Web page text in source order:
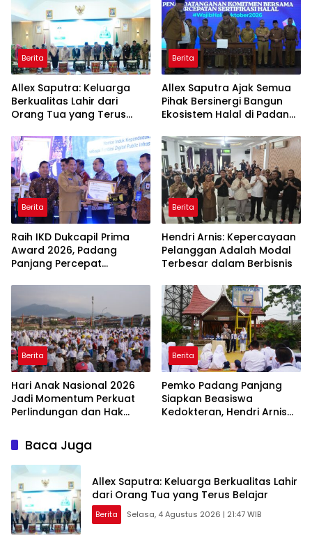
Berita
Allex Saputra: Keluarga
Berkualitas Lahir dari
Orang Tua yang Terus
Berita
Allex Saputra Ajak Semua
Pihak Bersinergi Bangun
Ekosistem Halal di Padang
Berita
Raih IKD Dukcapil Prima
Award 2026, Padang
Panjang Percepat
Publik
Berita
Hendri Arnis: Kepercayaan
Pelanggan Adalah Modal
Terbesar dalam Berbisnis
Berita
Hari Anak Nasional 2026
Jadi Momentum Perkuat
Perlindungan dan Hak
Berita
Pemko Padang Panjang
Siapkan Beasiswa
Kedokteran, Hendri Arnis
Baca Juga
Allex Saputra: Keluarga Berkualitas Lahir
dari Orang Tua yang Terus Belajar
Berita Selasa, 4 Agustus 2026 | 21:47 WIB